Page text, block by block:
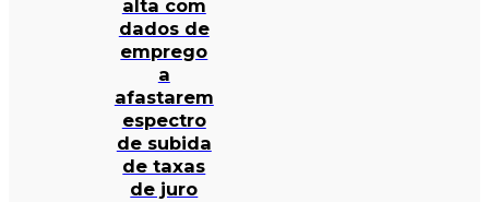
alta com
dados de
emprego
a
afastarem
espectro
de subida
de taxas
de juro